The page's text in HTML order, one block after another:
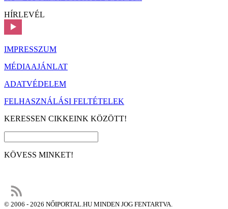
HÍRLEVÉL
IMPRESSZUM
MÉDIAAJÁNLAT
ADATVÉDELEM
FELHASZNÁLÁSI FELTÉTELEK
KERESSEN CIKKEINK KÖZÖTT!
KÖVESS MINKET!
© 2006 - 2026 NŐIPORTAL.HU MINDEN JOG FENTARTVA.